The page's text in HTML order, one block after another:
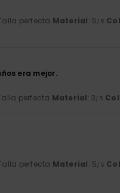
perfecta Material: 5/5
era mejor.
perfecta Material: 3/5
perfecta Material: 5/5